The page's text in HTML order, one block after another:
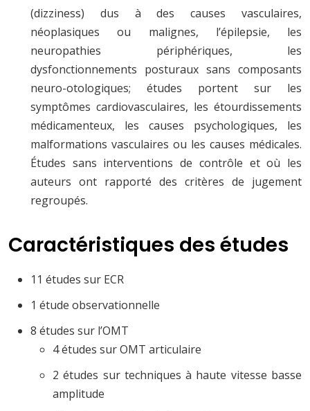
(dizziness) dus à des causes vasculaires,
néoplasiques ou malignes, l’épilepsie, les
neuropathies périphériques, les
dysfonctionnements posturaux sans composants
neuro-otologiques; études portent sur les
symptômes cardiovasculaires, les étourdissements
médicamenteux, les causes psychologiques, les
malformations vasculaires ou les causes médicales.
Études sans interventions de contrôle et où les
auteurs ont rapporté des critères de jugement
regroupés.
Caractéristiques des études
11 études sur ECR
1 étude observationnelle
8 études sur l’OMT
4 études sur OMT articulaire
2 études sur techniques à haute vitesse basse
amplitude